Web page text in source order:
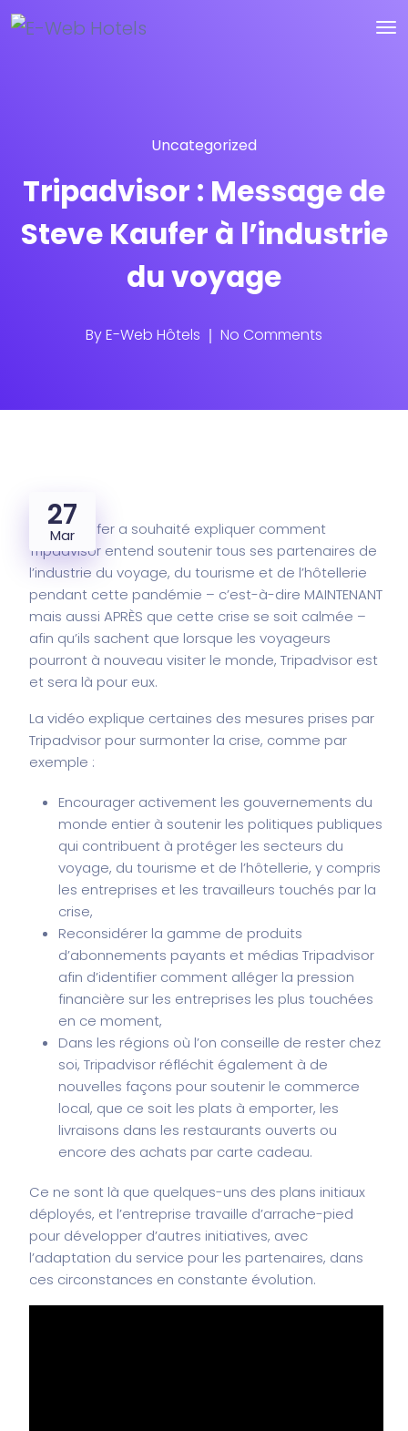
Uncategorized
Tripadvisor : Message de
Steve Kaufer à l’industrie
du voyage
ByE-Web Hôtels No Comments
27
Mar
Steve Kaufer a souhaité expliquer comment
Tripadvisor entend soutenir tous ses partenaires de
l’industrie du voyage, du tourisme et de l’hôtellerie
pendant cette pandémie – c’est-à-dire MAINTENANT
mais aussi APRÈS que cette crise se soit calmée –
afin qu’ils sachent que lorsque les voyageurs
pourront à nouveau visiter le monde, Tripadvisor est
et sera là pour eux.
La vidéo explique certaines des mesures prises par
Tripadvisor pour surmonter la crise, comme par
exemple :
Encourager activement les gouvernements du
monde entier à soutenir les politiques publiques
qui contribuent à protéger les secteurs du
voyage, du tourisme et de l’hôtellerie, y compris
les entreprises et les travailleurs touchés par la
crise,
Reconsidérer la gamme de produits
d’abonnements payants et médias Tripadvisor
afin d’identifier comment alléger la pression
financière sur les entreprises les plus touchées
en ce moment,
Dans les régions où l’on conseille de rester chez
soi, Tripadvisor réfléchit également à de
nouvelles façons pour soutenir le commerce
local, que ce soit les plats à emporter, les
livraisons dans les restaurants ouverts ou
encore des achats par carte cadeau.
Ce ne sont là que quelques-uns des plans initiaux
déployés, et l’entreprise travaille d’arrache-pied
pour développer d’autres initiatives, avec
l’adaptation du service pour les partenaires, dans
ces circonstances en constante évolution.